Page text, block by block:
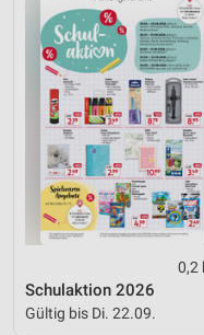
0,2
Schulaktion 2026
Gültig bis Di. 22.09.
Partnerliste anzeigen (1
Wir nutzen Ihre Daten für
IAB-Verarbeitungszwecke:
Speichern von oder
auf einem Endgerät
Verwendung
Werbeanzeigen
Erstellung von Profilen
Verwendung von
personalisierter Werbung